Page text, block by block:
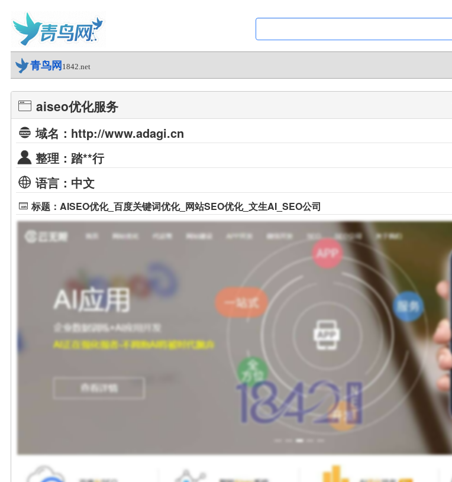
青鸟网 1842.net
aiseo优化服务
域名：http://www.adagi.cn
整理：踏**行
语言：中文
标题：AISEO优化_百度关键词优化_网站SEO优化_文生AI_SEO公司